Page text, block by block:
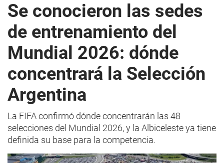
Se conocieron las sedes
de entrenamiento del
Mundial 2026: dónde
concentrará la Selección
Argentina
La FIFA confirmó dónde concentrarán las 48
selecciones del Mundial 2026, y la Albiceleste ya tiene
definida su base para la competencia.